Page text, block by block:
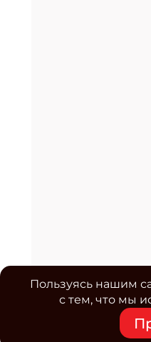
Пользуясь нашим
с тем, что мы